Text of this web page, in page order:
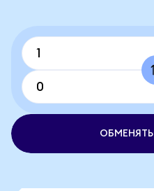
ОБМЕНЯТЬ